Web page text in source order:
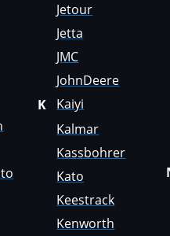
Jetour
Jetta
JMC
JohnDeere
K
Kaiyi
Kalmar
Kassbohrer
Kato
Keestrack
Kenworth